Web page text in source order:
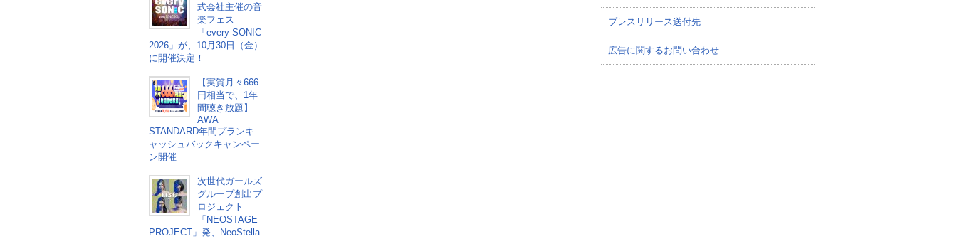
式会社主催の音
楽フェス
「every SONIC
2026」が、10月30日（金）
に開催決定！
【実質月々666
円相当で、1年
間聴き放題】
AWA
STANDARD年間プランキ
ャッシュバックキャンペー
ン開催
次世代ガールズ
グループ創出プ
ロジェクト
「NEOSTAGE
PROJECT」発、NeoStella
プレスリリース送付先
広告に関するお問い合わせ